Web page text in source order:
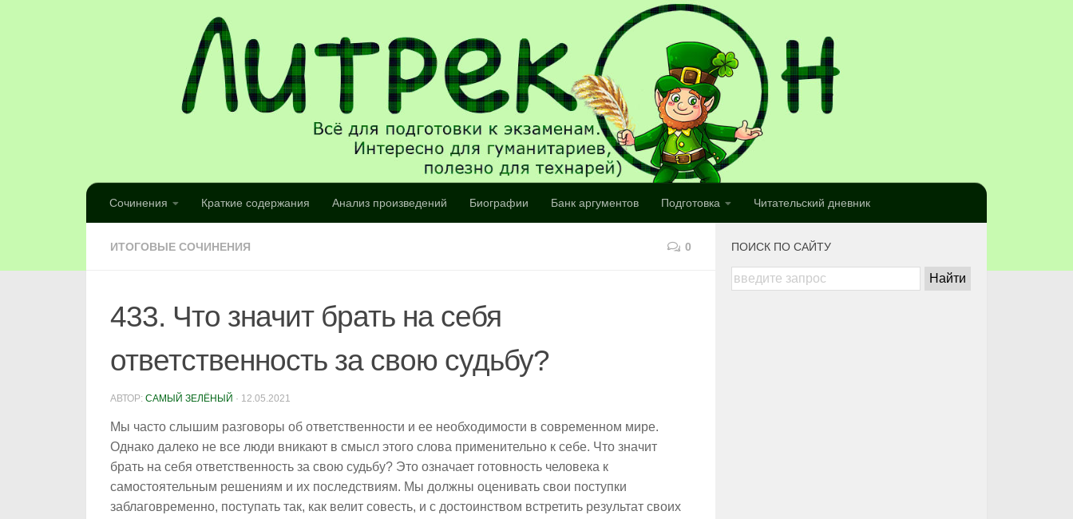
Сочинения Краткие содержания Анализ произведений Биографии Банк аргументов Подготовка Читательский дневник
ИТОГОВЫЕ СОЧИНЕНИЯ 0
433. Что значит брать на себя
ответственность за свою судьбу?
АВТОР: САМЫЙ ЗЕЛЁНЫЙ · 12.05.2021
Мы часто слышим разговоры об ответственности и ее необходимости в современном мире.
Однако далеко не все люди вникают в смысл этого слова применительно к себе. Что значит
брать на себя ответственность за свою судьбу? Это означает готовность человека к
самостоятельным решениям и их последствиям. Мы должны оценивать свои поступки
заблаговременно, поступать так, как велит совесть, и с достоинством встретить результат своих
ПОИСК ПО САЙТУ